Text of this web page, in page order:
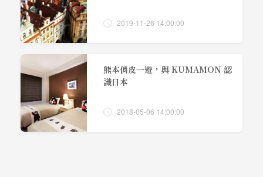
2019-11-26 14:00:00
熊本俏皮一遊，與 KUMAMON 認
識日本
2018-05-06 14:00:00